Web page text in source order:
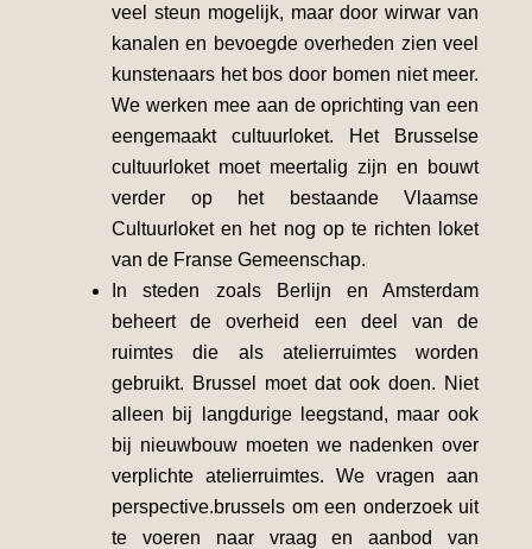
veel steun mogelijk, maar door wirwar van
kanalen en bevoegde overheden zien veel
kunstenaars het bos door bomen niet meer.
We werken mee aan de oprichting van een
eengemaakt cultuurloket. Het Brusselse
cultuurloket moet meertalig zijn en bouwt
verder op het bestaande Vlaamse
Cultuurloket en het nog op te richten loket
van de Franse Gemeenschap.
In steden zoals Berlijn en Amsterdam
beheert de overheid een deel van de
ruimtes die als atelierruimtes worden
gebruikt. Brussel moet dat ook doen. Niet
alleen bij langdurige leegstand, maar ook
bij nieuwbouw moeten we nadenken over
verplichte atelierruimtes. We vragen aan
perspective.brussels om een onderzoek uit
te voeren naar vraag en aanbod van